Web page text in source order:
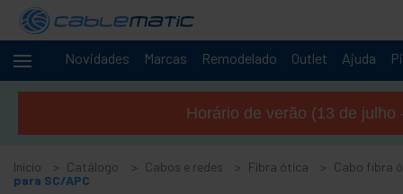
Novidades Marcas Remodelado Outlet Ajuda
Cabos -
Acessórios FireWire
+
Horário de verão (13 de
Início Catálogo Cabos e redes Fibra ótica Cabo fibra
para SC/APC